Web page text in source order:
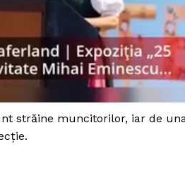
străine muncitorilor, iar de